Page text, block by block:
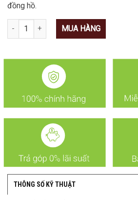
đồng hồ.
Số lượng MUA HÀNG
THÔNG SỐ KỸ THUẬT